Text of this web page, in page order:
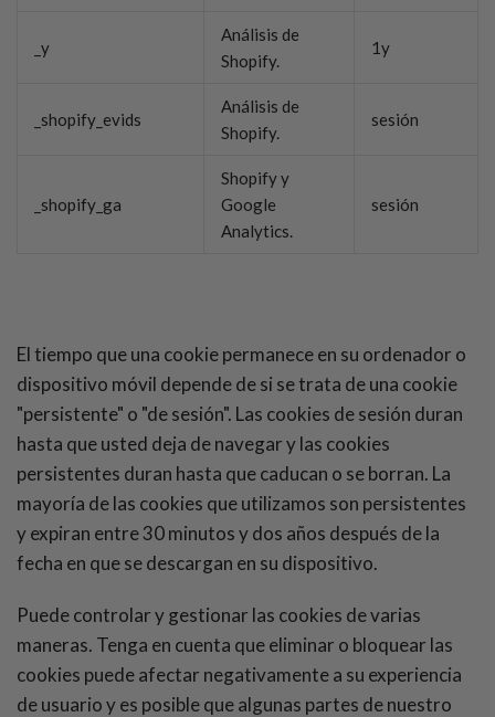
_y
Análisis de
Shopify.
1y
_shopify_evids
Análisis de
Shopify.
sesión
_shopify_ga
Shopify y
Google
Analytics.
sesión
El tiempo que una cookie permanece en su ordenador o
dispositivo móvil depende de si se trata de una cookie
"persistente" o "de sesión". Las cookies de sesión duran
hasta que usted deja de navegar y las cookies
persistentes duran hasta que caducan o se borran. La
mayoría de las cookies que utilizamos son persistentes
y expiran entre 30 minutos y dos años después de la
fecha en que se descargan en su dispositivo.
Puede controlar y gestionar las cookies de varias
maneras. Tenga en cuenta que eliminar o bloquear las
cookies puede afectar negativamente a su experiencia
de usuario y es posible que algunas partes de nuestro